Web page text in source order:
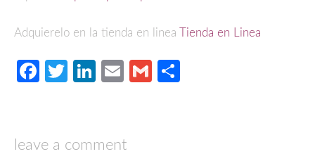
Adquierelo en la tienda en linea Tienda en Linea
Facebook
TwitterLinkedIn
EmailGmail
leave a comment